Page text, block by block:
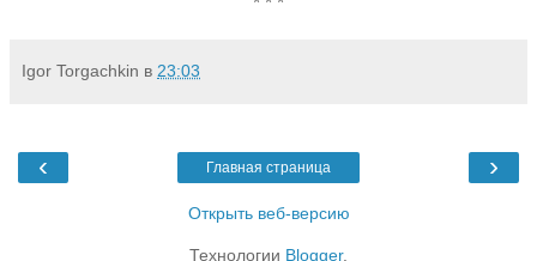
Igor Torgachkin в 23:03
‹ ›
Главная страница
Открыть веб-версию
Технологии Blogger.